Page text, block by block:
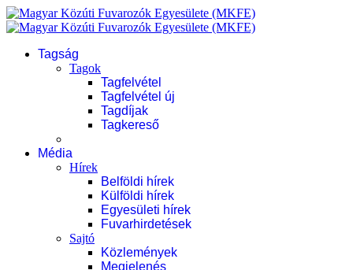
Tagság
Tagok
Tagfelvétel
Tagfelvétel új
Tagdíjak
Tagkereső
Média
Hírek
Belföldi hírek
Külföldi hírek
Egyesületi hírek
Fuvarhirdetések
Sajtó
Közlemények
Megjelenés